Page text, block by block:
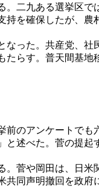
。二九ある選挙区で
を確保したが、農
なった。共産党、社
らす。普天間基地
のアンケートでも
と述べた。菅の提起
菅や岡田は、日米
共同声明撤回を政府